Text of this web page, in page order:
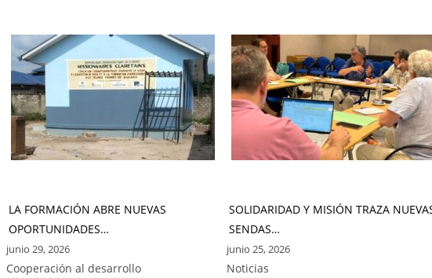
LA FORMACIÓN ABRE NUEVAS
OPORTUNIDADES…
junio 29, 2026
Cooperación al desarrollo
SOLIDARIDAD Y MISIÓN TRAZA
SENDAS…
junio 25, 2026
Noticias